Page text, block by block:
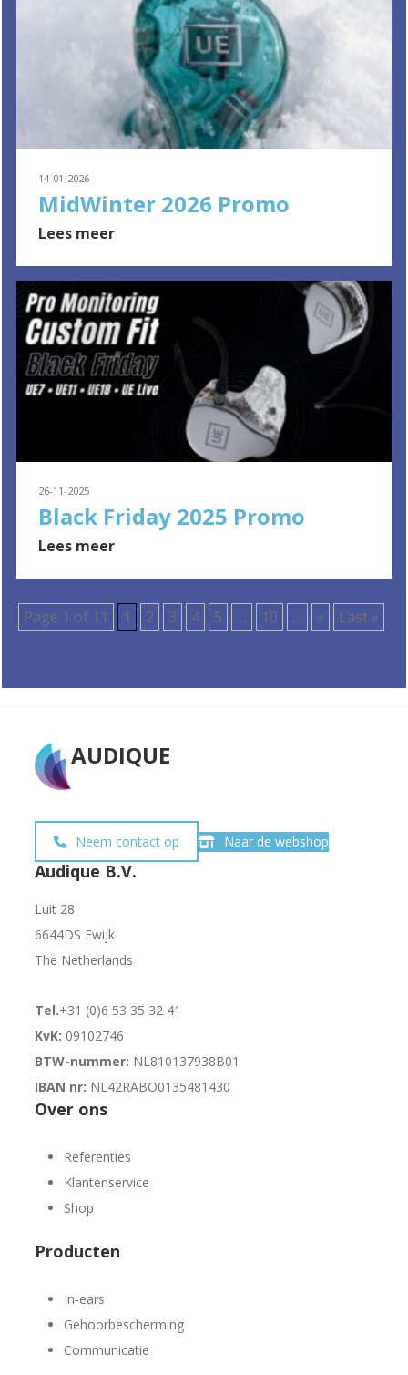
14-01-2026
MidWinter 2026 Promo
Lees meer
26-11-2025
Black Friday 2025 Promo
Lees meer
Page 1 of 11 1 2 3 4 5 … 10 … » Last »
AUDIQUE
Neem contact op Naar de webshop
Audique B.V.
Luit 28
6644DS Ewijk
The Netherlands
Tel.+31 (0)6 53 35 32 41
KvK: 09102746
BTW-nummer: NL810137938B01
IBAN nr: NL42RABO0135481430
Over ons
Referenties
Klantenservice
Shop
Producten
In-ears
Gehoorbescherming
Communicatie